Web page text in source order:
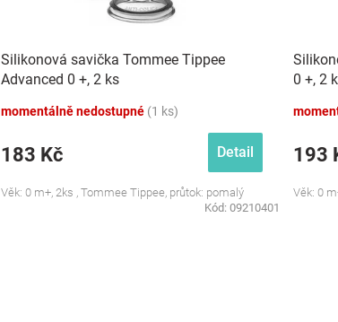
Silikonová savička Tommee Tippee
Advanced 0 +, 2 ks
momentálně nedostupné (1 ks)
183 Kč Detail
Věk: 0 m+, 2ks , Tommee Tippee, průtok: pomalý
Kód: 09210401
0 +, 2
193
Věk: 0